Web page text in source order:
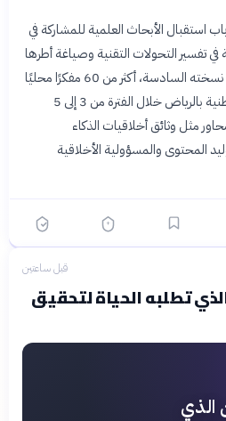
الهيئة باب استقبال الأبحاث العلمية للمشاركة في
تفسير التحولات التقنية وصياغة أطرها
النظرية. سيستضيف المؤتمر، في نسخته السادسة، أكثر من 60 مفكرًا محليًا
ودوليًا في مكتبة الملك فهد الوطنية بالرياض خلال الفترة من 3 إلى 5
محاور مثل وثائق أخلاقيات الذكاء
المحتوى والمسؤولية الأخلاقية
قبل ساعتين
تطلبه الحياة لتحقيق
الذي